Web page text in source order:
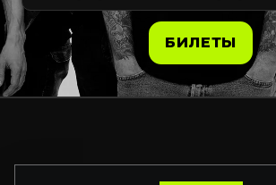
БИЛЕТЫ